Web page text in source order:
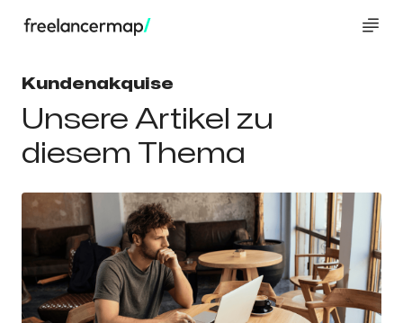
Kundenakquise
Unsere Artikel zu
diesem Thema